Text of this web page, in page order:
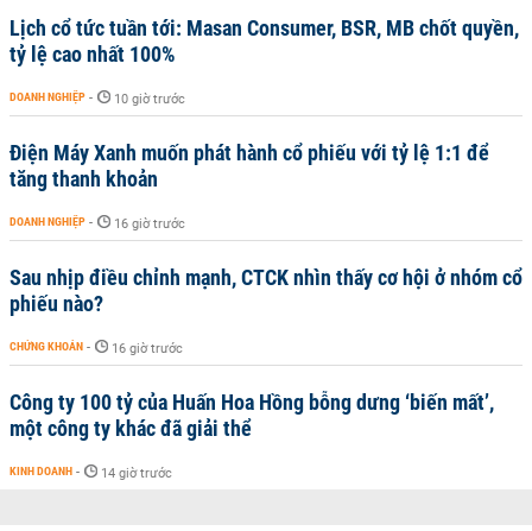
Lịch cổ tức tuần tới: Masan Consumer, BSR, MB chốt quyền,
tỷ lệ cao nhất 100%
DOANH NGHIỆP - 10 giờ trước
Điện Máy Xanh muốn phát hành cổ phiếu với tỷ lệ 1:1 để
tăng thanh khoản
DOANH NGHIỆP - 16 giờ trước
Sau nhịp điều chỉnh mạnh, CTCK nhìn thấy cơ hội ở nhóm cổ
phiếu nào?
CHỨNG KHOÁN - 16 giờ trước
Công ty 100 tỷ của Huấn Hoa Hồng bỗng dưng ‘biến mất’,
một công ty khác đã giải thể
KINH DOANH - 14 giờ trước